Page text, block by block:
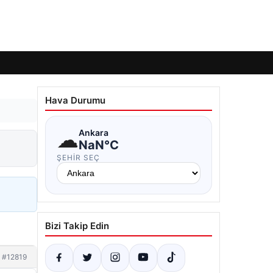
#12819
Hava Durumu
☁Ankara
NaN°C
ŞEHIR SEÇ
Bizi Takip Edin